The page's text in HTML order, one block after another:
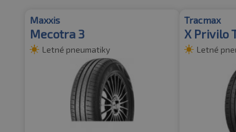
Maxxis
Mecotra 3
Letné pneumatiky
Tracmax
X Privilo
Letné